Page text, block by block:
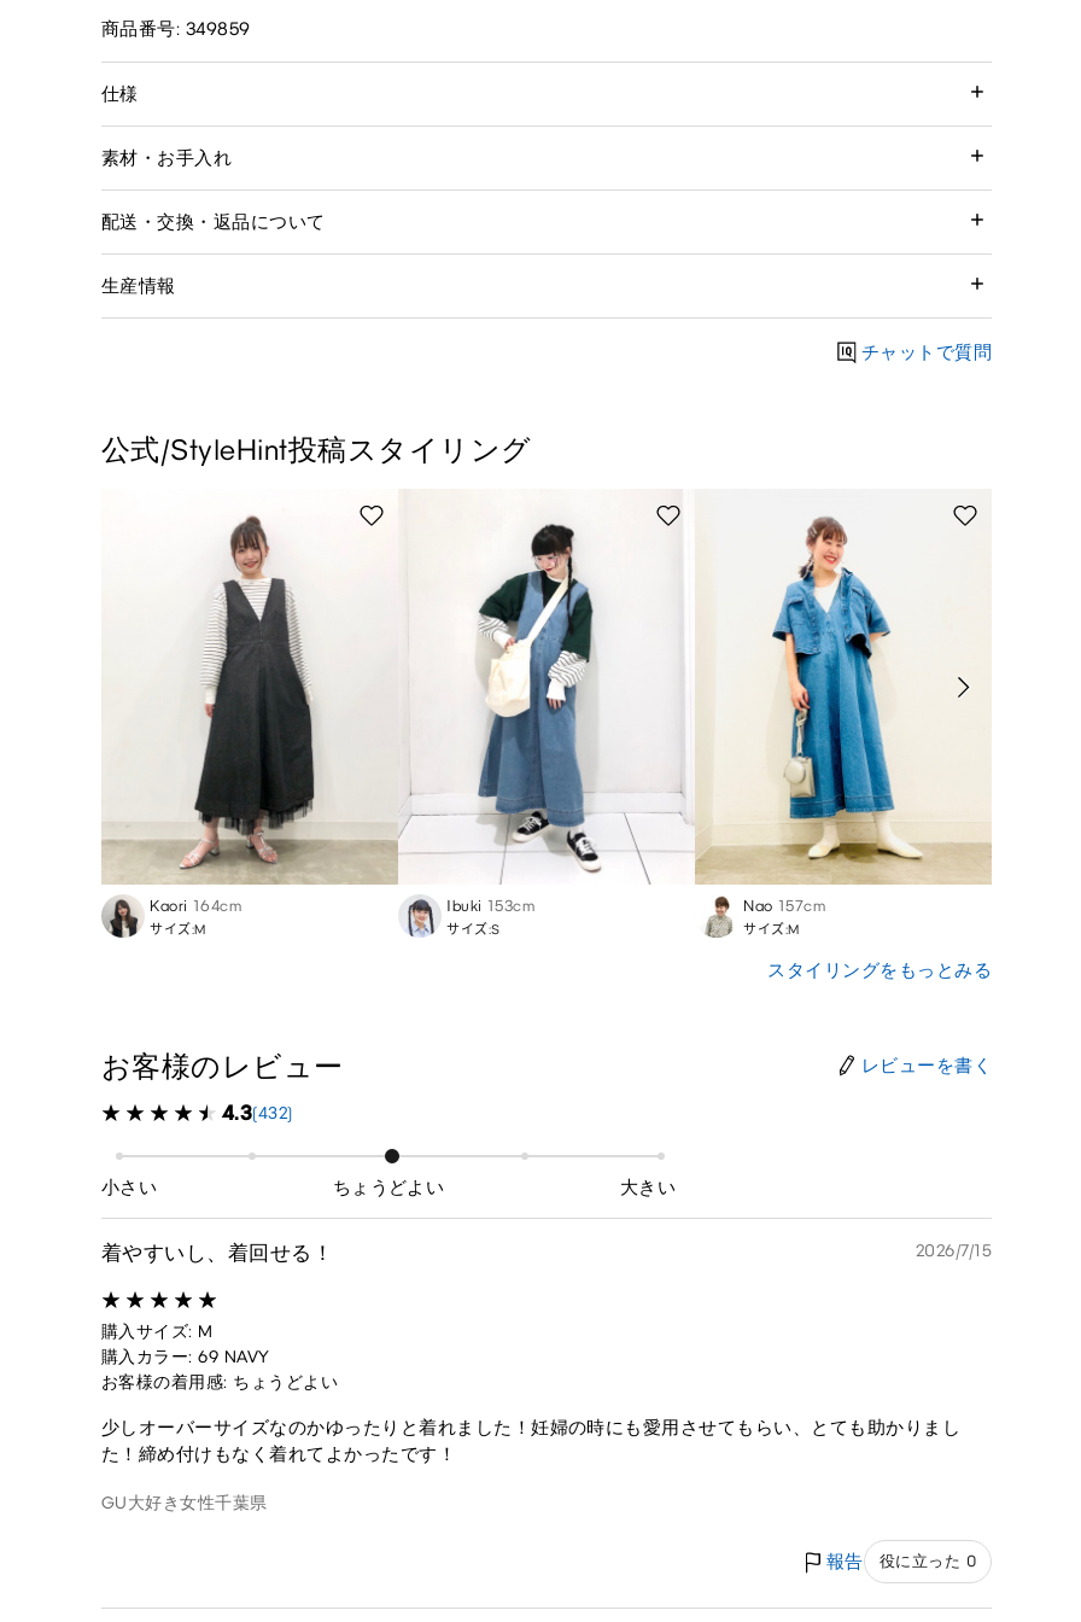
商品番号: 349859
仕様
素材・お手入れ
配送・交換・返品について
生産情報
チャットで質問
公式/StyleHint投稿スタイリング
Kaori 164cm
サイズ:M
Ibuki 153cm
サイズ:S
Nao 157cm
サイズ:M
スタイリングをもっとみる
お客様のレビュー レビューを書く
4.3(432)
小さい ちょうどよい 大きい
着やすいし、着回せる！ 2026/7/15
購入サイズ: M
購入カラー: 69 NAVY
お客様の着用感: ちょうどよい
少しオーバーサイズなのかゆったりと着れました！妊婦の時にも愛用させてもらい、とても助かりまし
た！締め付けもなく着れてよかったです！
GU大好き女性千葉県
報告 役に立った 0